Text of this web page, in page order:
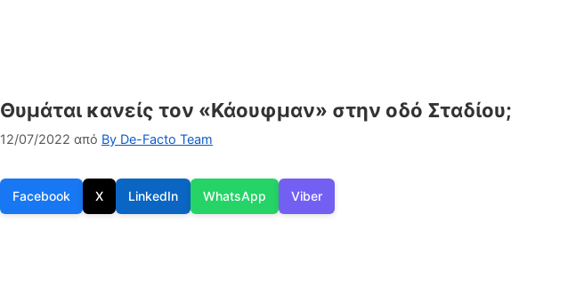
Θυμάται κανείς τον «Κάουφμαν» στην οδό Σταδίου;
12/07/2022 από By De-Facto Team
Facebook X LinkedIn WhatsApp Viber